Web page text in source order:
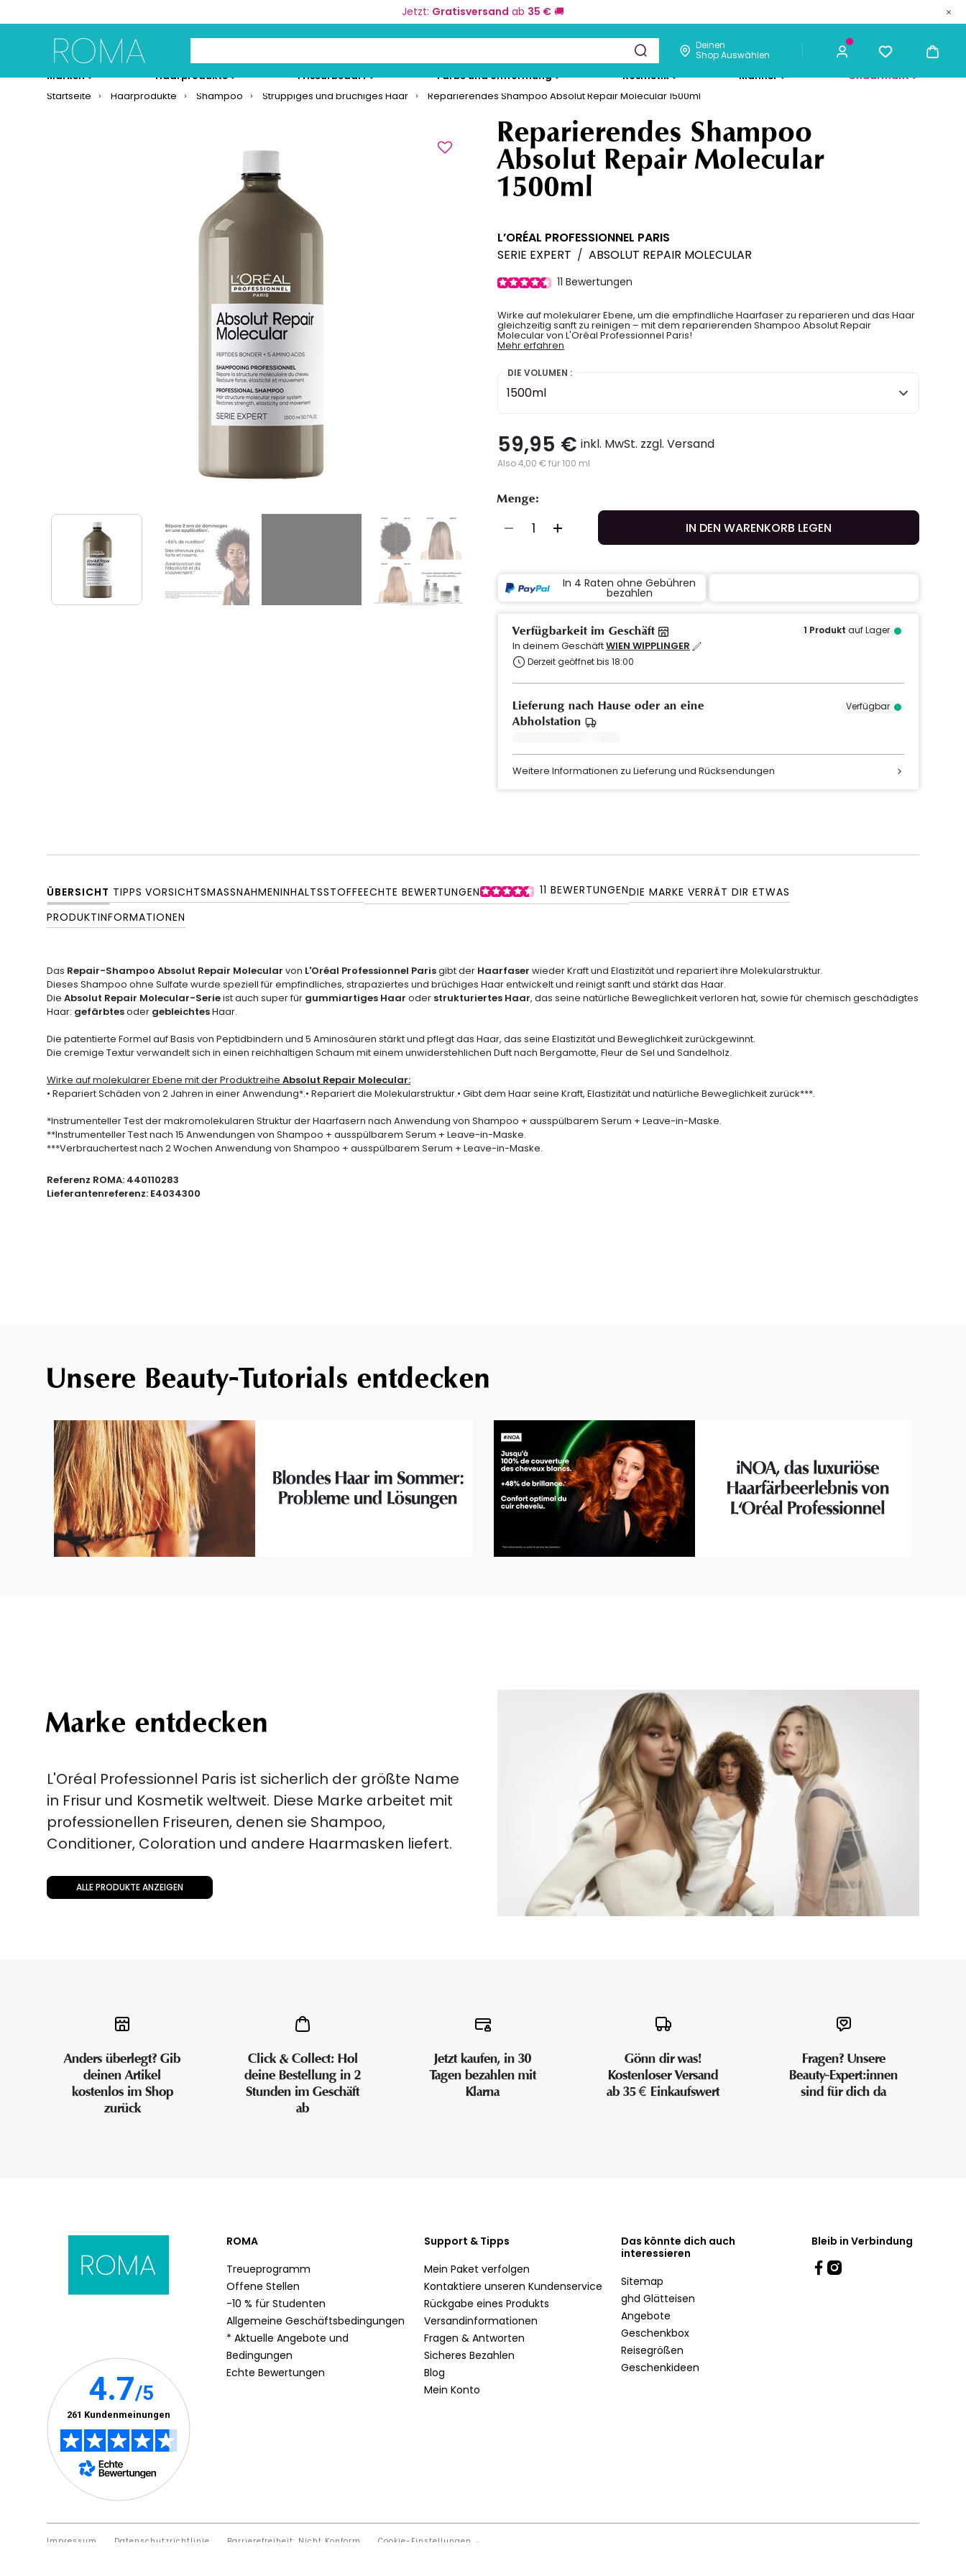
Jetzt: Gratisversand ab 35 € 🚚
Deinen
Shop Auswählen
Marken Haarprodukte Friseurbedarf Farbe und Umformung Kosmetik Männer Chaarmant
Startseite Haarprodukte Shampoo Struppiges und brüchiges Haar Reparierendes Shampoo Absolut Repair Molecular 1500ml
Reparierendes Shampoo
Absolut Repair Molecular
1500ml
L’ORÉAL PROFESSIONNEL PARIS
SERIE EXPERT / ABSOLUT REPAIR MOLECULAR
11 Bewertungen
Wirke auf molekularer Ebene, um die empfindliche Haarfaser zu reparieren und das Haar
gleichzeitig sanft zu reinigen – mit dem reparierenden Shampoo Absolut Repair
Molecular von L'Oréal Professionnel Paris!
Mehr erfahren
DIE VOLUMEN :
1500ml
59,95 € inkl. MwSt. zzgl. Versand
Also 4,00 € für 100 ml
Menge:
IN DEN WARENKORB LEGEN
In 4 Raten ohne Gebühren
bezahlen
Verfügbarkeit im Geschäft 1 Produkt auf Lager
In deinem GeschäftWIEN WIPPLINGER
Derzeit geöffnet bis 18:00
Lieferung nach Hause oder an eine
Abholstation
Verfügbar
Weitere Informationen zu Lieferung und Rücksendungen
ÜBERSICHT TIPPS VORSICHTSMASSNAHMEN INHALTSSTOFFEECHTE BEWERTUNGEN 11 BEWERTUNGENDIE MARKE VERRÄT DIR ETWAS
PRODUKTINFORMATIONEN
Das Repair-Shampoo Absolut Repair Molecular von L'Oréal Professionnel Parisgibt der Haarfaser wieder Kraft und Elastizität und repariert ihre Molekularstruktur.
Dieses Shampoo ohne Sulfate wurde speziell für empfindliches, strapaziertes und brüchiges Haar entwickelt und reinigt sanft und stärkt das Haar.
Die Absolut Repair Molecular-Serieist auch super für gummiartiges Haar oder strukturiertes Haar, das seine natürliche Beweglichkeit verloren hat, sowie für chemisch geschädigtes
Haar: gefärbtesoder gebleichtesHaar.
Die patentierte Formel auf Basis von Peptidbindern und 5 Aminosäuren stärkt und pflegt das Haar, das seine Elastizität und Beweglichkeit zurückgewinnt.
Die cremige Textur verwandelt sich in einen reichhaltigen Schaum mit einem unwiderstehlichen Duft nach Bergamotte, Fleur de Sel und Sandelholz.
Wirke auf molekularer Ebene mit der Produktreihe Absolut Repair Molecular:
• Repariert Schäden von 2 Jahren in einer Anwendung*.• Repariert die Molekularstruktur.• Gibt dem Haar seine Kraft, Elastizität und natürliche Beweglichkeit zurück***.
*Instrumenteller Test der makromolekularen Struktur der Haarfasern nach Anwendung von Shampoo + ausspülbarem Serum + Leave-in-Maske.
**Instrumenteller Test nach 15 Anwendungen von Shampoo + ausspülbarem Serum + Leave-in-Maske.
***Verbrauchertest nach 2 Wochen Anwendung von Shampoo + ausspülbarem Serum + Leave-in-Maske.
Referenz ROMA: 440110283
Lieferantenreferenz: E4034300
Unsere Beauty-Tutorials entdecken
Blondes Haar im Sommer:
Probleme und Lösungen
iNOA, das luxuriöse
Haarfärbeerlebnis von
L'Oréal Professionnel
Marke entdecken
L'Oréal Professionnel Paris ist sicherlich der größte Name
in Frisur und Kosmetik weltweit. Diese Marke arbeitet mit
professionellen Friseuren, denen sie Shampoo,
Conditioner, Coloration und andere Haarmasken liefert.
ALLE PRODUKTE ANZEIGEN
Anders überlegt? Gib
deinen Artikel
kostenlos im Shop
zurück
Click & Collect: Hol
deine Bestellung in 2
Stunden im Geschäft
ab
Jetzt kaufen, in 30
Tagen bezahlen mit
Klarna
Gönn dir was!
Kostenloser Versand
ab 35 € Einkaufswert
Fragen? Unsere
Beauty-Expert:innen
sind für dich da
ROMA
Treueprogramm
Offene Stellen
-10 % für Studenten
Allgemeine Geschäftsbedingungen
* Aktuelle Angebote und
Bedingungen
Echte Bewertungen
Support & Tipps
Mein Paket verfolgen
Kontaktiere unseren Kundenservice
Rückgabe eines Produkts
Versandinformationen
Fragen & Antworten
Sicheres Bezahlen
Blog
Mein Konto
Das könnte dich auch
interessieren
Sitemap
ghd Glätteisen
Angebote
Geschenkbox
Reisegrößen
Geschenkideen
Bleib in Verbindung
Impressum Datenschutzrichtlinie Barrierefreiheit: Nicht Konform Cookie-Einstellungen